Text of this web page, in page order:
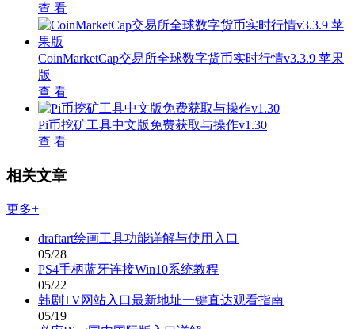
查 看
CoinMarketCap交易所全球数字货币实时行情v3.3.9 苹果
版
查 看
Pi币挖矿工具中文版免费获取与操作v1.30
查 看
相关文章
更多+
draftart绘画工具功能详解与使用入口
05/28
PS4手柄蓝牙连接Win10系统教程
05/22
韩剧TV网站入口最新地址一键直达观看指南
05/19